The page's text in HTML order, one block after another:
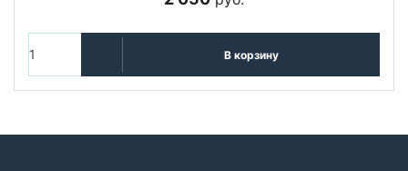
В корзину